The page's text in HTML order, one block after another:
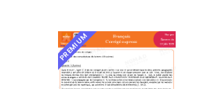
PREMIUM